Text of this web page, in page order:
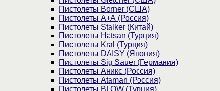
Пистолеты Borner (США)
Пистолеты А+А (Россия)
Пистолеты Stalker (Китай)
Пистолеты Hatsan (Турция)
Пистолеты Kral (Турция)
Пистолеты DAISY (Япония)
Пистолеты Sig Sauer (Германия)
Пистолеты Аникс (Россия)
Пистолеты Ataman (Россия)
Пистолеты BLOW (Турция)